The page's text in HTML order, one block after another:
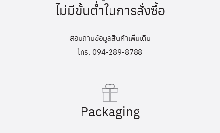
ไม่มีขั้นต่ำในการสั่งซื้อ
สอบถามข้อมูลสินค้าเพิ่มเติม
โทร. 094-289-8788
Packaging